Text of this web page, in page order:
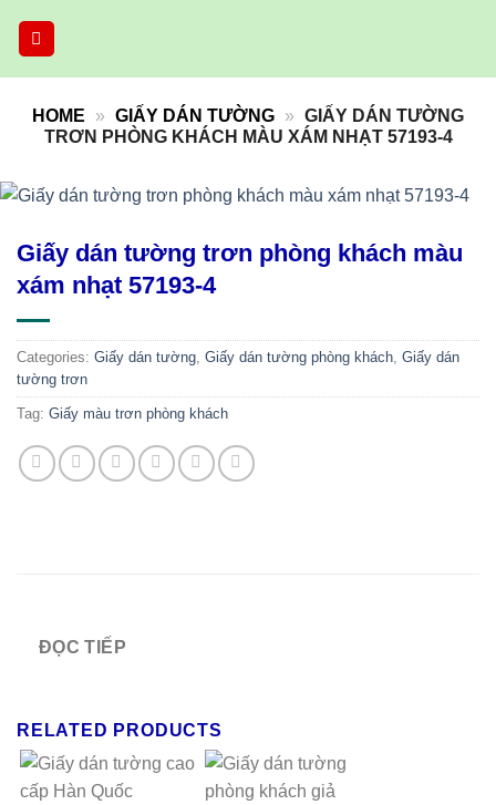
HOME » GIẤY DÁN TƯỜNG » GIẤY DÁN TƯỜNG
TRƠN PHÒNG KHÁCH MÀU XÁM NHẠT 57193-4
Giấy dán tường trơn phòng khách màu
xám nhạt 57193-4
Categories: Giấy dán tường, Giấy dán tường phòng khách, Giấy dán
tường trơn
Tag: Giấy màu trơn phòng khách
ĐỌC TIẾP
RELATED PRODUCTS